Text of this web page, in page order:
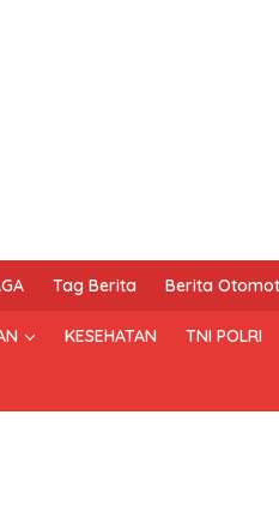
Tag Berita Berita
KESEHATAN TNI POLRI